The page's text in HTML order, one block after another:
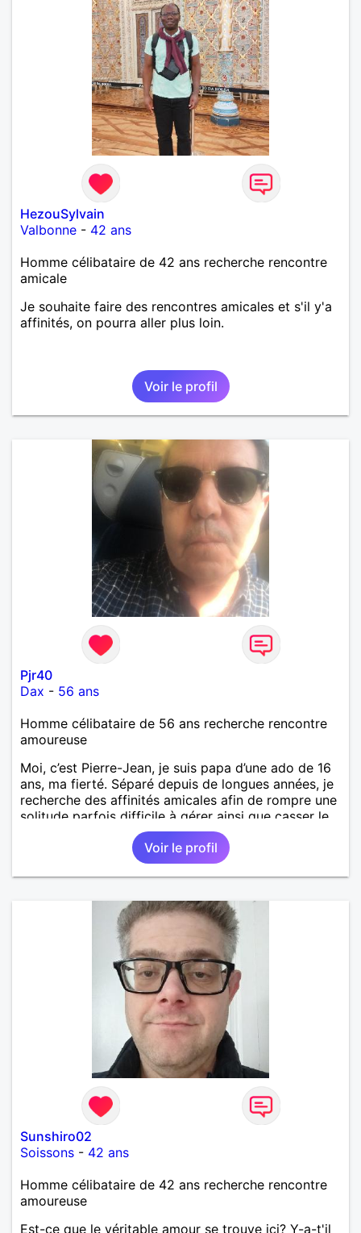
HezouSylvain
Valbonne - 42 ans
Homme célibataire de 42 ans recherche rencontre
amicale
Je souhaite faire des rencontres amicales et s'il y'a
affinités, on pourra aller plus loin.
Voir le profil
Pjr40
Dax - 56 ans
Homme célibataire de 56 ans recherche rencontre
amoureuse
Moi, c’est Pierre-Jean, je suis papa d’une ado de 16
ans, ma fierté. Séparé depuis de longues années, je
recherche des affinités amicales afin de rompre une
solitude parfois difficile à gérer ainsi que casser le
vague à l’âme. L’amitié reste extrêmement
importante à mes yeux mais peut se décliner en des
sentiments plus puissants. « Le temps fera son
œuvre » disait Arthur Schopenhauer, philosophe
autant être trop locace. Je suis bourré de qualités
avec très peu de défauts. Je suis altruiste,
bienveillant, empathique, attentionné, honnête,
respectueux, doux de caractère et compréhensif : je
laisse « glisser » beaucoup de choses. Mais ne vous
m’éprenez pas Mesdames, si une personne que
j’aime me trahit une fois, il n’y aura pas de seconde
chance et je l’effacerai à « vitam eternam ».
Néanmoins, je suis un tout petit peu maniaque ainsi
qu’impatient. J’essaye de faire des efforts. Rien de
bien dramatique ! Du moins je le pense……Je suis un
homme facile à vivre. À vous si vous le souhaitez,
d’apprendre à me connaître davantage. J’en serai
ravi….A très bientôt je l’espère.
Voir le profil
Sunshiro02
Soissons - 42 ans
Homme célibataire de 42 ans recherche rencontre
amoureuse
Est-ce que le véritable amour se trouve ici? Y-a-t'il